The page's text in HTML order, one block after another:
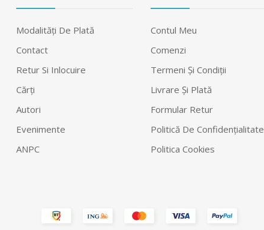
Modalităţi De Plată
Contact
Retur Si Inlocuire
Cărți
Autori
Evenimente
ANPC
Contul Meu
Comenzi
Termeni Şi Condiţii
Livrare Şi Plată
Formular Retur
Politică De Confidențialitate
Politica Cookies